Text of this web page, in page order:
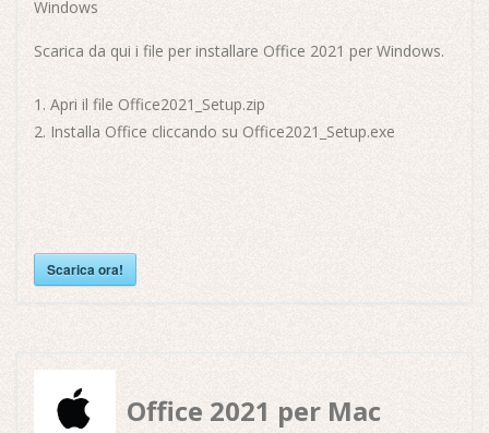
Scarica da qui i file per installare Office 2021 per Windows.
Apri il file Office2021_Setup.zip
Installa Office cliccando su Office2021_Setup.exe
Scarica ora!
Office 2021 per Mac